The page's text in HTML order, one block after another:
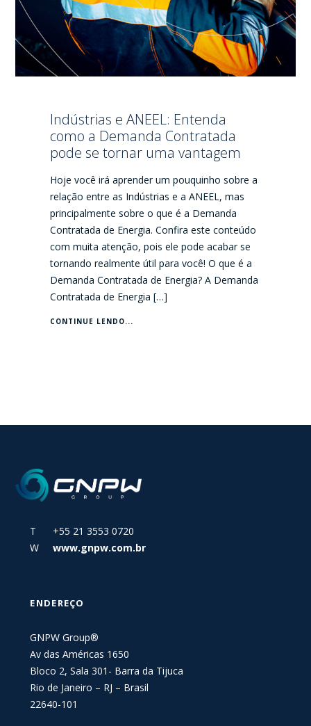
Indústrias e ANEEL: Entenda
como a Demanda Contratada
pode se tornar uma vantagem
Hoje você irá aprender um pouquinho sobre a
relação entre as Indústrias e a ANEEL, mas
principalmente sobre o que é a Demanda
Contratada de Energia. Confira este conteúdo
com muita atenção, pois ele pode acabar se
tornando realmente útil para você! O que é a
Demanda Contratada de Energia? A Demanda
Contratada de Energia […]
CONTINUE LENDO...
T +55 21 3553 0720
W
www.gnpw.com.br
ENDEREÇO
GNPW Group®
Av das Américas 1650
Bloco 2, Sala 301- Barra da Tijuca
Rio de Janeiro – RJ – Brasil
22640-101